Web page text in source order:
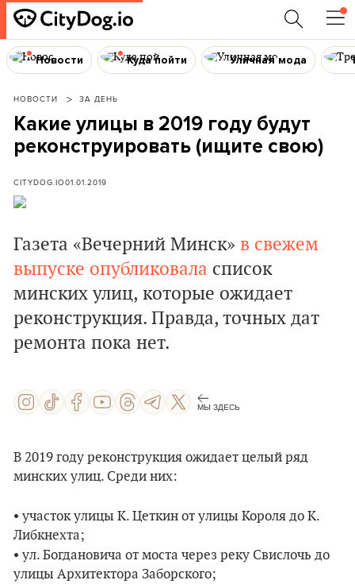
Новости Куда пойти Уличная мода
НОВОСТИ ЗА ДЕНЬ
Какие улицы в 2019 году будут
реконструировать (ищите свою)
CITYDOG.IO01.01.2019
Газета «Вечерний Минск» в свежем
выпуске опубликовала список
минских улиц, которые ожидает
реконструкция. Правда, точных дат
ремонта пока нет.
МЫ ЗДЕСЬ
В 2019 году реконструкция ожидает целый ряд
минских улиц. Среди них:
• участок улицы К. Цеткин от улицы Короля до К.
Либкнехта;
• ул. Богдановича от моста через реку Свислочь до
улицы Архитектора Заборского;